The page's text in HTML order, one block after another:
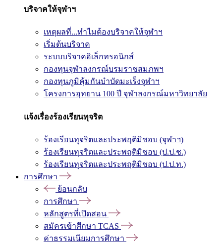
บริจาคให้จุฬาฯ
เหตุผลที่...ทำไมต้องบริจาคให้จุฬาฯ
เริ่มต้นบริจาค
ระบบบริจาคอิเล็กทรอนิกส์
กองทุนจุฬาลงกรณ์บรมราชสมภพฯ
กองทุนภูมิคุ้มกันบำบัดมะเร็งจุฬาฯ
โครงการอุทยาน 100 ปี จุฬาลงกรณ์มหาวิทยาลัย
แจ้งเรื่องร้องเรียนทุจริต
ร้องเรียนทุจริตและประพฤติมิชอบ (จุฬาฯ)
ร้องเรียนทุจริตและประพฤติมิชอบ (ป.ป.ช.)
ร้องเรียนทุจริตและประพฤติมิชอบ (ป.ป.ท.)
การศึกษา
ย้อนกลับ
การศึกษา
หลักสูตรที่เปิดสอน
สมัครเข้าศึกษา TCAS
ค่าธรรมเนียมการศึกษา